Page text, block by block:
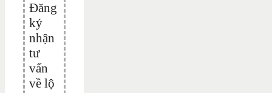
Đăng
ký
nhận
tư
vấn
về lộ